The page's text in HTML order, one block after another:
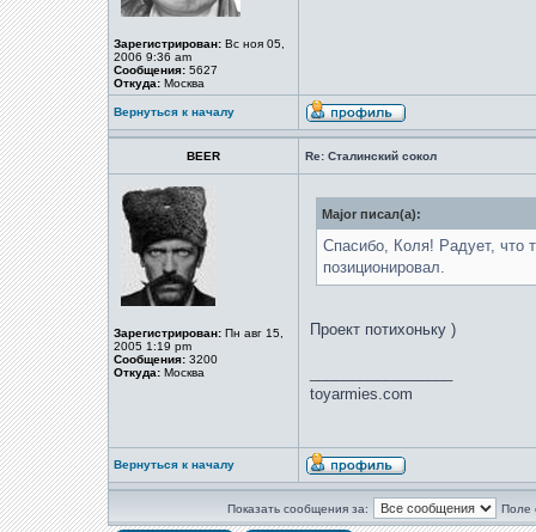
Зарегистрирован: Вс ноя 05,
2006 9:36 am
Сообщения: 5627
Откуда: Москва
Вернуться к началу
BEER Re: Сталинский сокол
Зарегистрирован: Пн авг 15,
2005 1:19 pm
Сообщения: 3200
Откуда: Москва
Major писал(а):
Спасибо, Коля! Радует, что
позиционировал.
Проект потихоньку )
toyarmies.com
Вернуться к началу
Показать сообщения за: Поле